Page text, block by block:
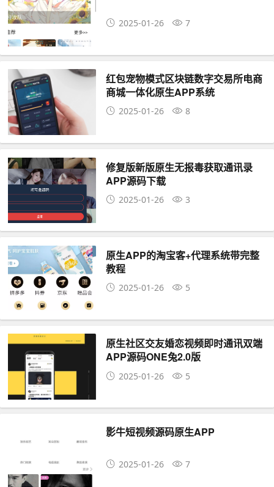
2025-01-26 7
红包宠物模式区块链数字交易所电商
商城一体化原生APP系统
2025-01-26 8
修复版新版原生无报毒获取通讯录
APP源码下载
2025-01-26 3
原生APP的淘宝客+代理系统带完整
教程
2025-01-26 5
原生社区交友婚恋视频即时通讯双端
APP源码ONE兔2.0版
2025-01-26 5
影牛短视频源码原生APP
2025-01-26 7